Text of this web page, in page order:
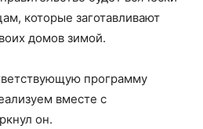
которые заготавливают
домов зимой.
программу
вместе с
он.